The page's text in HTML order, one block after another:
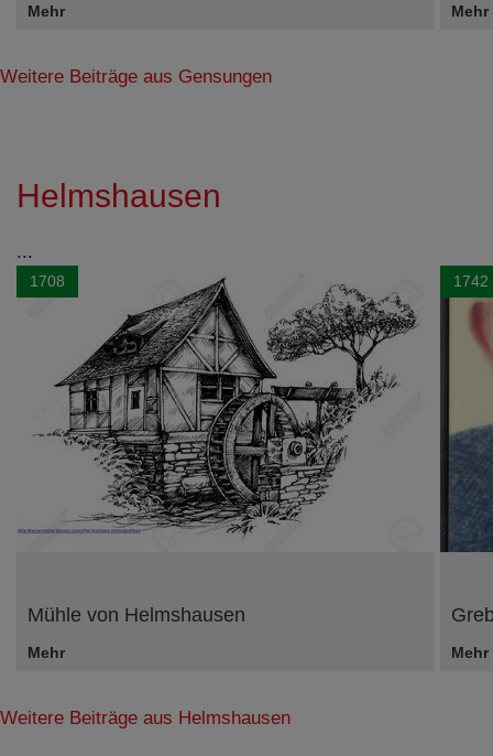
Mehr Mehr
Weitere Beiträge aus Gensungen
Helmshausen
...
1708
Mühle von Helmshausen
Mehr
1742
Mehr
Weitere Beiträge aus Helmshausen